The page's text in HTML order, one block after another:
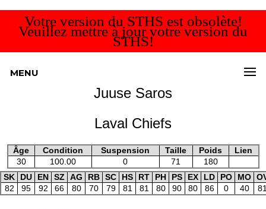
Votre version du STHS est obsolète!
Veuillez mettre à jour votre version du
STHS!
MENU
Juuse Saros
Laval Chiefs
Âge Condition Suspension Taille Poids
Lien
30
100.00 0 71
180
SK
DU EN SZ AG RB SC HS RT PH PS EX LD PO MO
82
95 92 66 80 70 79 81 81 80 90 80 86 0 40